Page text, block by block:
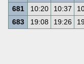
681 10:20 10:37
683
19:08 19:26